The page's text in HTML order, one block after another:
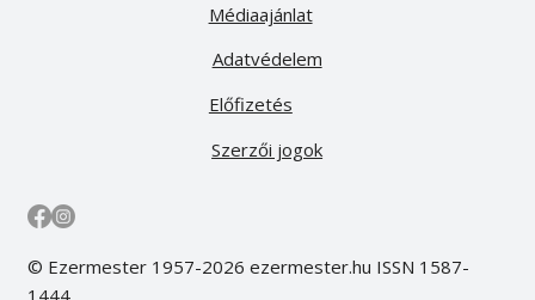
Médiaajánlat
Előfizetés
Adatvédelem
Szerzői jogok
© Ezermester 1957-2026 ezermester.hu ISSN 1587-
1444